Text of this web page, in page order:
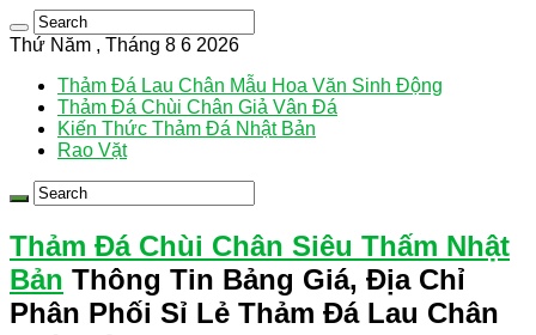
Thứ Năm , Tháng 8 6 2026
Thảm Đá Lau Chân Mẫu Hoa Văn Sinh Động
Thảm Đá Chùi Chân Giả Vân Đá
Kiến Thức Thảm Đá Nhật Bản
Rao Vặt
Thảm Đá Chùi Chân Siêu Thấm Nhật
Bản Thông Tin Bảng Giá, Địa Chỉ
Phân Phối Sỉ Lẻ Thảm Đá Lau Chân